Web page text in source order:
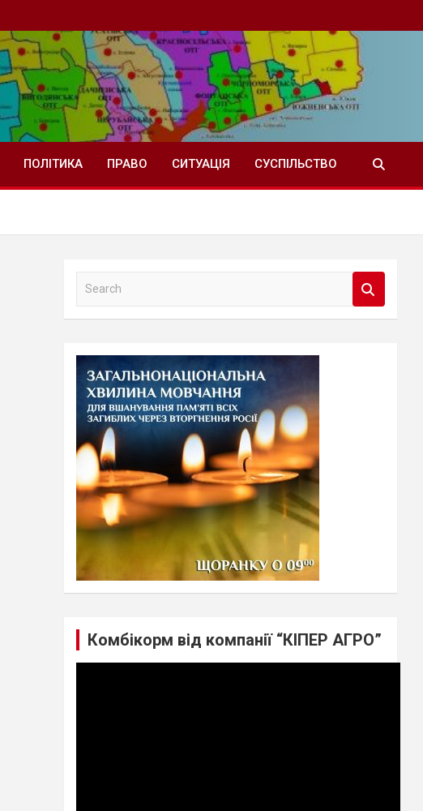
ПОЛІТИКА ПРАВО СИТУАЦІЯ СУСПІЛЬСТВО
a
Комбікорм від компанії “КІПЕР АГРО”